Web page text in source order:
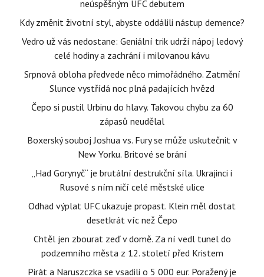
neúspěšným UFC debutem
Kdy změnit životní styl, abyste oddálili nástup demence?
Vedro už vás nedostane: Geniální trik udrží nápoj ledový
celé hodiny a zachrání i milovanou kávu
Srpnová obloha předvede něco mimořádného. Zatmění
Slunce vystřídá noc plná padajících hvězd
Čepo si pustil Urbinu do hlavy. Takovou chybu za 60
zápasů neudělal
Boxerský souboj Joshua vs. Fury se může uskutečnit v
New Yorku. Britové se brání
„Had Gorynyč“ je brutální destrukční síla. Ukrajinci i
Rusové s ním ničí celé městské ulice
Odhad výplat UFC ukazuje propast. Klein měl dostat
desetkrát víc než Čepo
Chtěl jen zbourat zeď v domě. Za ní vedl tunel do
podzemního města z 12. století před Kristem
Pirát a Naruszczka se vsadili o 5 000 eur. Poražený je